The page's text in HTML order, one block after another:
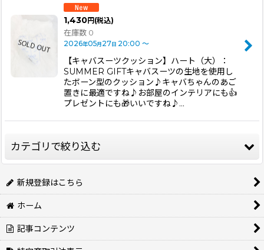
1,430円(税込)
在庫数 0
2026年05月27日 20:00 ～
【キャバスーツクッション】ハート（大）：
SUMMER GIFTキャバスーツの生地を使用し
たボーン型のクッション♪キャバちゃんのあご
置きに最適ですね♪お部屋のインテリアにも👍
プレゼントにも🎁いいですね♪…
カテゴリで絞り込む
キャバリアグッズ・雑貨 (全商品)
ステッカー
タオル・ハンカチ
新規登録はこちら
ホーム
記事コンテンツ